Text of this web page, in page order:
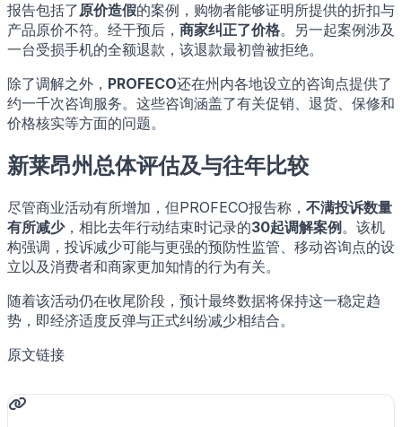
报告包括了原价造假的案例，购物者能够证明所提供的折扣与
产品原价不符。经干预后， 商家纠正了价格。另一起案例涉及
一台受损手机的全额退款，该退款最初曾被拒绝。
除了调解之外， PROFECO还在州内各地设立的咨询点提供了
约一千次咨询服务。这些咨询涵盖了有关促销、退货、保修和
价格核实等方面的问题。
新莱昂州总体评估及与往年比较
尽管商业活动有所增加，但PROFECO报告称， 不满投诉数量
有所减少，相比去年行动结束时记录的30起调解案例 。该机
构强调，投诉减少可能与更强的预防性监管、移动咨询点的设
立以及消费者和商家更加知情的行为有关。
随着该活动仍在收尾阶段，预计最终数据将保持这一稳定趋
势，即经济适度反弹与正式纠纷减少相结合。
原文链接